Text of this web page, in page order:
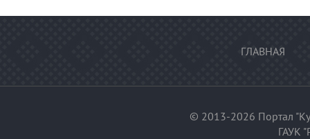
ГЛАВНАЯ
© 2013-2026 Портал
ГАУК